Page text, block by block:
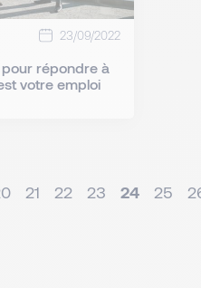
23/09/2022
répondre à
votre emploi
21 22 23 24 25